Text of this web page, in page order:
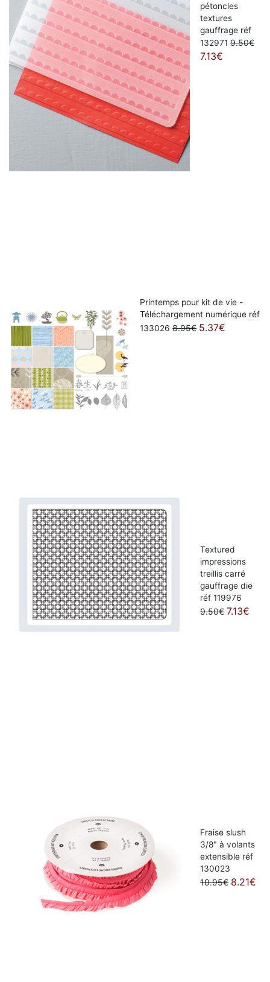
pétoncles
textures
gauffrage réf
1329719.50€
7.13€
Printemps pour kit de vie -
Téléchargement numérique réf
1330268.95€ 5.37€
Textured
impressions
treillis carré
gauffrage die
réf 119976
9.50€ 7.13€
Fraise slush
3/8" à volants
extensible réf
130023
10.95€ 8.21€